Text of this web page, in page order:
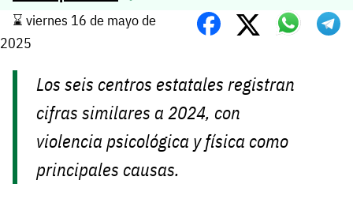
⌛️ viernes 16 de mayo de
2025
Los seis centros estatales registran
cifras similares a 2024, con
violencia psicológica y física como
principales causas.